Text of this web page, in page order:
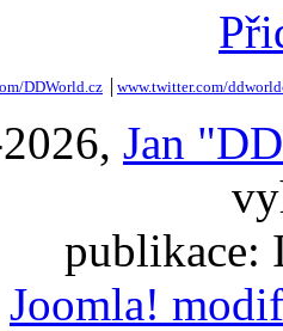
DDWorld.cz www.twitter.com/
Jan
publikace:
Joomla!